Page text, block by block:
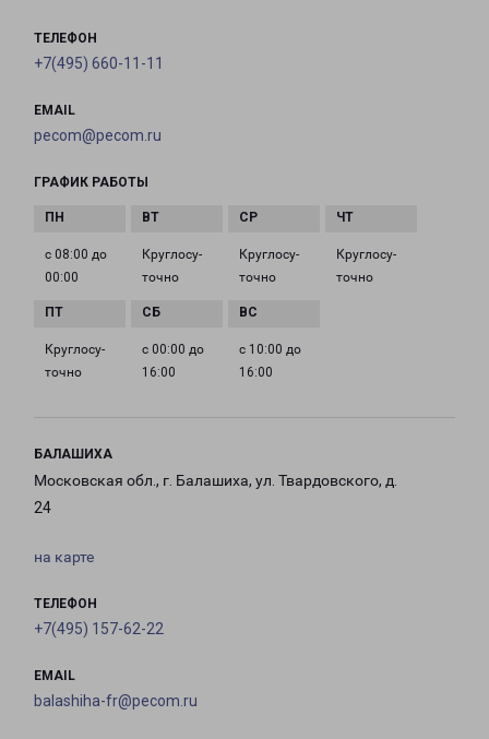
ТЕЛЕФОН
+7(495) 660-11-11
EMAIL
pecom@pecom.ru
ГРАФИК РАБОТЫ
с 08:00 до
00:00
Круглосу­
точно
Круглосу­
точно
Круглосу­
точно
Круглосу­
точно
с 00:00 до
16:00
с 10:00 до
16:00
БАЛАШИХА
Московская обл., г. Балашиха, ул. Твардовского, д.
24
на карте
ТЕЛЕФОН
+7(495) 157-62-22
EMAIL
balashiha-fr@pecom.ru